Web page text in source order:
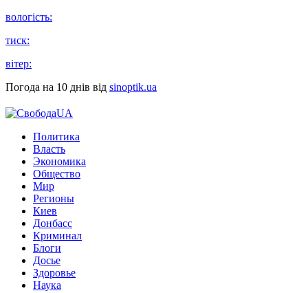
вологість:
тиск:
вітер:
Погода на 10 днів від sinoptik.ua
Политика
Власть
Экономика
Общество
Мир
Регионы
Киев
Донбасс
Криминал
Блоги
Досье
Здоровье
Наука